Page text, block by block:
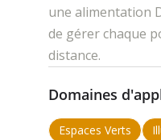
une alimentation
de gérer chaque
distance.
Domaines
Espaces Verts